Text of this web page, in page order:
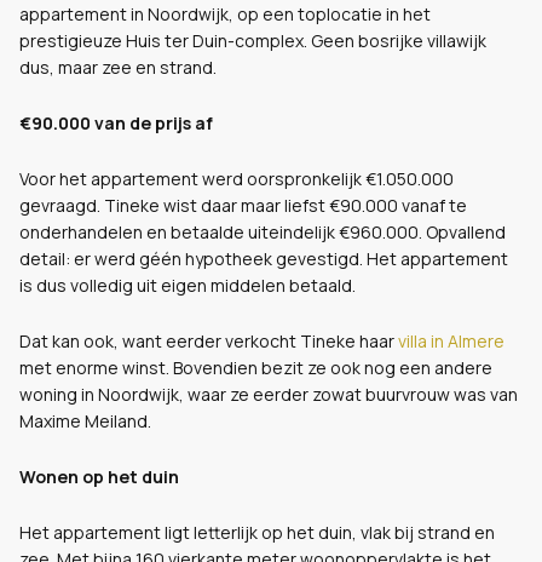
appartement in Noordwijk, op een toplocatie in het
prestigieuze Huis ter Duin-complex. Geen bosrijke villawijk
dus, maar zee en strand.
€90.000 van de prijs af
Voor het appartement werd oorspronkelijk €1.050.000
gevraagd. Tineke wist daar maar liefst €90.000 vanaf te
onderhandelen en betaalde uiteindelijk €960.000. Opvallend
detail: er werd géén hypotheek gevestigd. Het appartement
is dus volledig uit eigen middelen betaald.
Dat kan ook, want eerder verkocht Tineke haarvilla in Almere
met enorme winst. Bovendien bezit ze ook nog een andere
woning in Noordwijk, waar ze eerder zowat buurvrouw was van
Maxime Meiland.
Wonen op het duin
Het appartement ligt letterlijk op het duin, vlak bij strand en